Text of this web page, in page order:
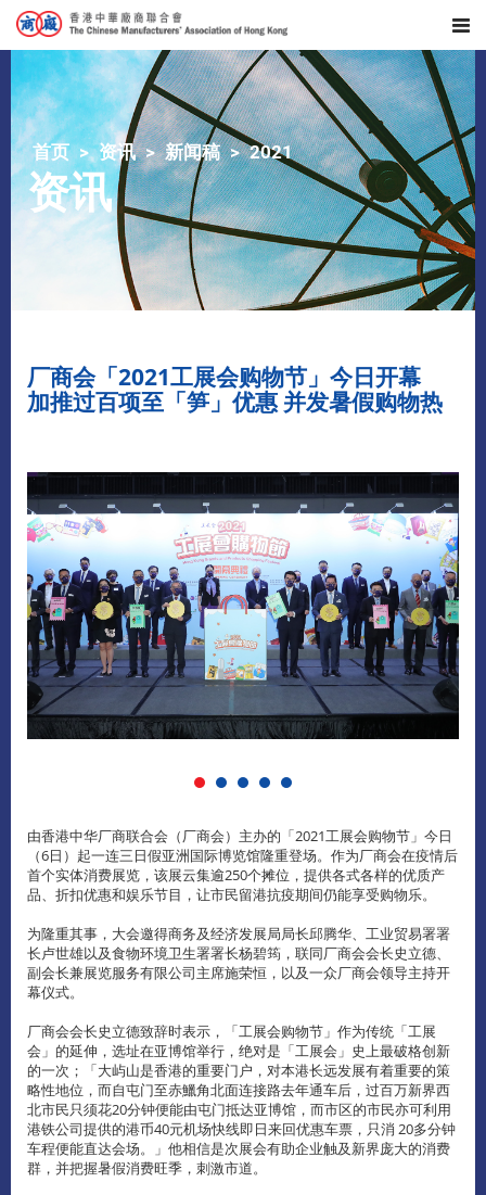
首页 资讯 新闻稿 2021
资讯
厂商会「2021工展会购物节」今日开幕
加推过百项至「笋」优惠 并发暑假购物热
由香港中华厂商联合会（厂商会）主办的「2021工展会购物节」今日
（6日）起一连三日假亚洲国际博览馆隆重登场。作为厂商会在疫情后
首个实体消费展览，该展云集逾250个摊位，提供各式各样的优质产
品、折扣优惠和娱乐节目，让市民留港抗疫期间仍能享受购物乐。
为隆重其事，大会邀得商务及经济发展局局长邱腾华、工业贸易署署
长卢世雄以及食物环境卫生署署长杨碧筠，联同厂商会会长史立德、
副会长兼展览服务有限公司主席施荣恒，以及一众厂商会领导主持开
幕仪式。
厂商会会长史立德致辞时表示，「工展会购物节」作为传统「工展
会」的延伸，选址在亚博馆举行，绝对是「工展会」史上最破格创新
的一次；「大屿山是香港的重要门户，对本港长远发展有着重要的策
略性地位，而自屯门至赤鱲角北面连接路去年通车后，过百万新界西
北市民只须花20分钟便能由屯门抵达亚博馆，而市区的市民亦可利用
港铁公司提供的港币40元机场快线即日来回优惠车票，只消 20多分钟
车程便能直达会场。」他相信是次展会有助企业触及新界庞大的消费
群，并把握暑假消费旺季，刺激市道。